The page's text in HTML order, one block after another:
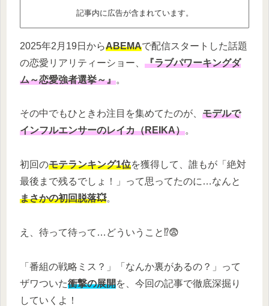
記事内に広告が含まれています。
2025年2月19日からABEMAで配信スタートした話題
の恋愛リアリティーショー、 『ラブパワーキングダ
ム～恋愛強者選挙～』。
その中でもひときわ注目を集めてたのが、 モデルで
インフルエンサーのレイカ（REIKA）。
初回のモテランキング1位を獲得して、誰もが「絶対
最後まで残るでしょ！」って思ってたのに…なんと
まさかの初回脱落💥。
え、待って待って…どういうこと⁉😨
「番組の戦略ミス？」「なんか裏があるの？」って
ザワついた衝撃の展開を、今回の記事で徹底深掘り
していくよ！